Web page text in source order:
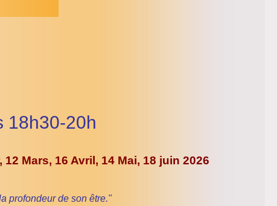
18h30-20h
12 Mars, 16 Avril, 14 Mai, 18 juin 2026
profondeur de son être."